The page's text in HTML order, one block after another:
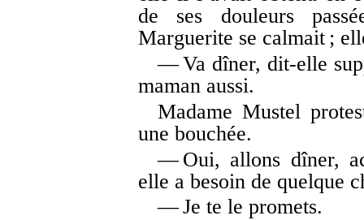
de ses douleurs
Marguerite se calmait ;
— Va dîner, dit-elle
maman aussi.
Madame Mustel
une bouchée.
— Oui, allons dîner,
elle a besoin de quelque
— Je te le promets.